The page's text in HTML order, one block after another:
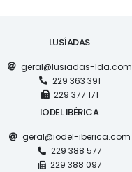
LUSÍADAS
geral@lusiadas-lda.com
229 363 391
229 377 171
IODEL IBÉRICA
geral@iodel-iberica.com
229 388 577
229 388 097